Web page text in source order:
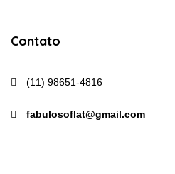
Contato
(11) 98651-4816
fabulosoflat@gmail.com